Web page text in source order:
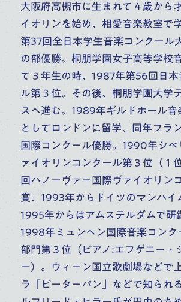
沼沢 淑音
高校 大学
大学・大学院（修士）
大学・大学院（博士）
ピアノ 副科ピアノ
作曲理論ピアノ 室内楽
上野 久
高校 大
大学・大
ピアノ
大阪府高槻市に生まれて４歳から
イオリンを始め、相愛音楽教室で
第37回全日本学生音楽コンクール
の部優勝。桐朋学園女子高等学校
て３年生の時、1987年第56回日本
ル第３位。その後、桐朋学園大学
スへ進む。1989年ギルドホール音
としてロンドンに留学、同年フラ
国際コンクール優勝。1990年シベ
ァイオリンコンクール第３位（１
回ハノーヴァー国際ヴァイオリン
賞、1993年からドイツのマンハイ
1995年からはアムステルダムで研
1998年ミュンヘン国際音楽コンク
部門第３位（ピアノ:エフゲニー・
ー）。ウィーン国立歌劇場などで
ラ「ピーターパン」などで知られ